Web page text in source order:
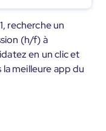
recherche un
(h/f) à
en un clic et
meilleure app du